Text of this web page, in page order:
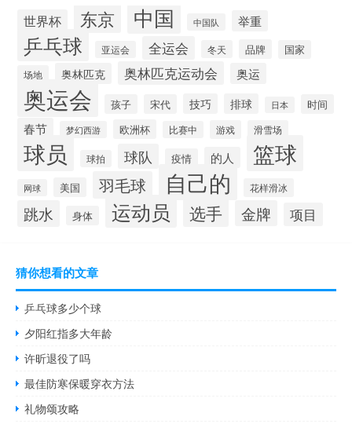
世界杯 东京 中国 中国队 举重
乒乓球 亚运会 全运会 冬天 品牌 国家
场地 奥林匹克 奥林匹克运动会 奥运
奥运会 孩子 宋代 技巧 排球 日本 时间
春节 梦幻西游 欧洲杯 比赛中 游戏 滑雪场
球员 球拍 球队 疫情 的人 篮球
网球 美国 羽毛球 自己的 花样滑冰
跳水 身体 运动员 选手 金牌 项目
猜你想看的文章
乒乓球多少个球
夕阳红指多大年龄
许昕退役了吗
最佳防寒保暖穿衣方法
礼物颂攻略